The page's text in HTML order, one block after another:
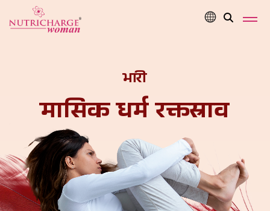
भारी
मासिक धर्म रक्तस्राव